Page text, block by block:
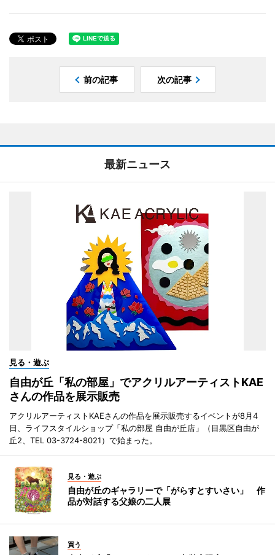
前の記事 次の記事
最新ニュース
見る・遊ぶ
自由が丘「私の部屋」でアクリルアーティストKAE
さんの作品を展示販売
アクリルアーティストKAEさんの作品を展示販売するイベントが8月4
日、ライフスタイルショップ「私の部屋 自由が丘店」（目黒区自由が
丘2、TEL 03-3724-8021）で始まった。
見る・遊ぶ
自由が丘のギャラリーで「がらすとすいさい」 作
品が対話する父娘の二人展
買う